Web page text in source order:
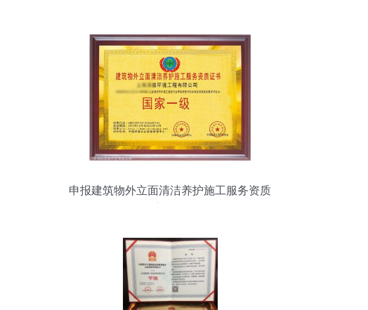
申报建筑物外立面清洁养护施工服务资质